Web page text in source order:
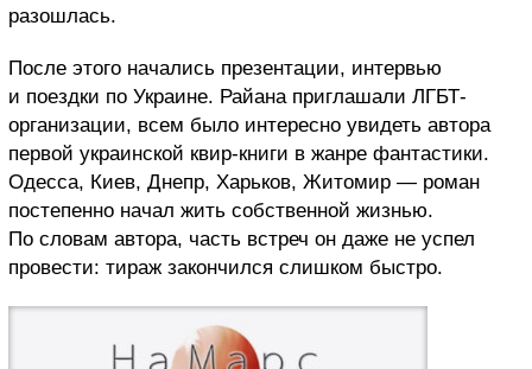
разошлась.
После этого начались презентации, интервью
и поездки по Украине. Райана приглашали ЛГБТ-
организации, всем было интересно увидеть автора
первой украинской квир-книги в жанре фантастики.
Одесса, Киев, Днепр, Харьков, Житомир — роман
постепенно начал жить собственной жизнью.
По словам автора, часть встреч он даже не успел
провести: тираж закончился слишком быстро.